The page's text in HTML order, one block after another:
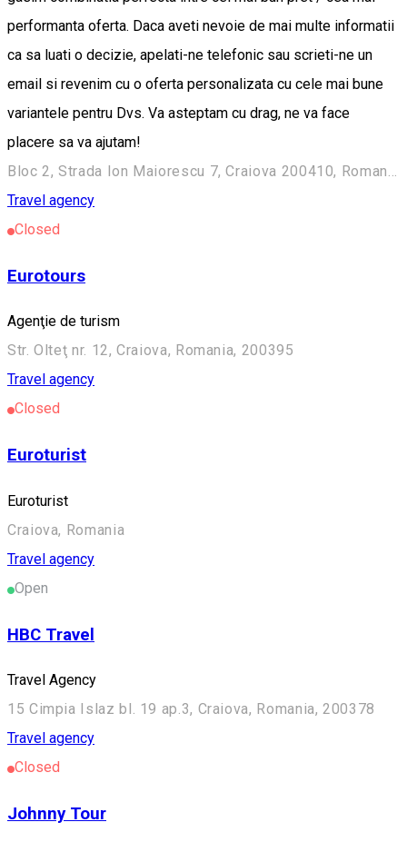
performanta oferta. Daca aveti nevoie de mai multe informatii
ca sa luati o decizie, apelati-ne telefonic sau scrieti-ne un
email si revenim cu o oferta personalizata cu cele mai bune
variantele pentru Dvs. Va asteptam cu drag, ne va face
placere sa va ajutam!
Bloc 2, Strada Ion Maiorescu 7, Craiova 200410, Romania
Travel agency
Closed
Eurotours
Agenţie de turism
Str. Olteţ nr. 12, Craiova, Romania, 200395
Travel agency
Closed
Euroturist
Euroturist
Craiova, Romania
Travel agency
Open
HBC Travel
Travel Agency
15 Cimpia Islaz bl. 19 ap.3, Craiova, Romania, 200378
Travel agency
Closed
Johnny Tour